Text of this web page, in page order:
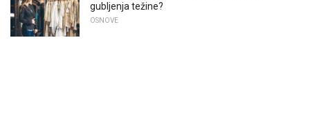
gubljenja težine?
OSNOVE